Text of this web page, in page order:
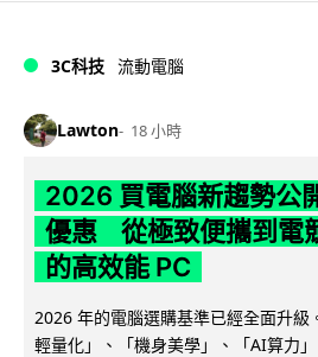
3C科技 流動電腦
Lawton 18 小時
2026 買電腦新趨勢公
優惠 從極致便攜到電
的高效能 PC
2026 年的電腦選購基準已經全面升級
輕量化」、「機身美學」、「AI算力